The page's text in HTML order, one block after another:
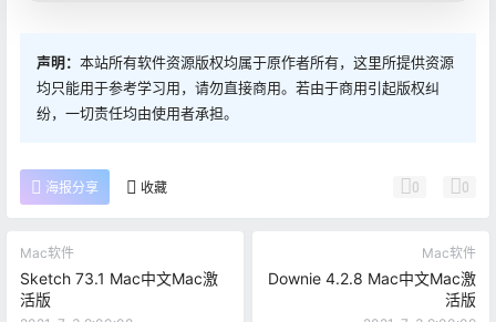
声明： 本站所有软件资源版权均属于原作者所有，这里所提供资源
均只能用于参考学习用，请勿直接商用。若由于商用引起版权纠
纷，一切责任均由使用者承担。
海报分享 收藏 0 0
Mac软件
Sketch 73.1 Mac中文Mac激
活版
Mac软件
Downie 4.2.8 Mac中文Mac激
活版